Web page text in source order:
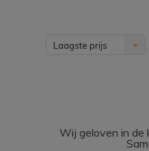
Laagste prijs
Wij geloven in de